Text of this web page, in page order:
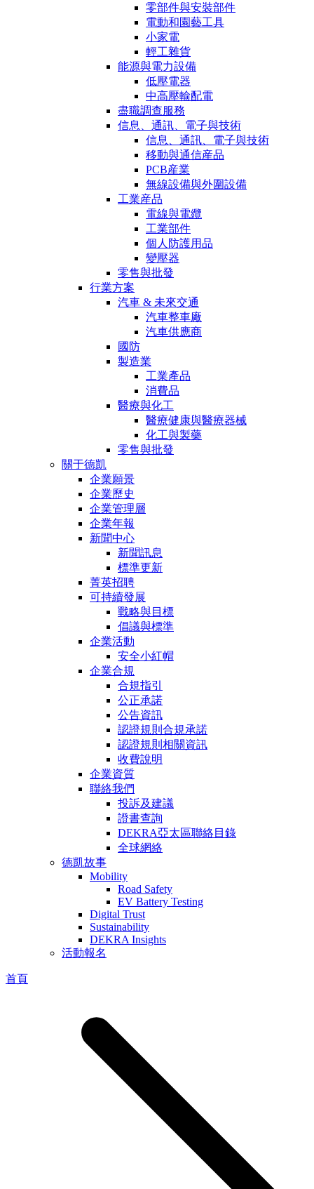
零部件與安裝部件
電動和園藝工具
小家電
輕工雜貨
能源與電力設備
低壓電器
中高壓輸配電
盡職調查服務
信息、通訊、電子與技術
信息、通訊、電子與技術
移動與通信産品
PCB産業
無線設備與外圍設備
工業産品
電線與電纜
工業部件
個人防護用品
變壓器
零售與批發
行業方案
汽車 & 未來交通
汽車整車廠
汽車供應商
國防
製造業
工業產品
消費品
醫療與化工
醫療健康與醫療器械
化工與製藥
零售與批發
關于德凱
企業願景
企業歷史
企業管理層
企業年報
新聞中心
新聞訊息
標準更新
菁英招聘
可持續發展
戰略與目標
倡議與標準
企業活動
安全小紅帽
企業合規
合規指引
公正承諾
公告資訊
認證規則合規承諾
認證規則相關資訊
收費說明
企業資質
聯絡我們
投訴及建議
證書查詢
DEKRA亞太區聯絡目錄
全球網絡
德凱故事
Mobility
Road Safety
EV Battery Testing
Digital Trust
Sustainability
DEKRA Insights
活動報名
首頁